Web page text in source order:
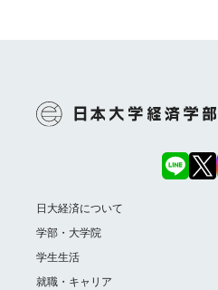
日大経済について
学部・大学院
学生生活
就職・キャリア